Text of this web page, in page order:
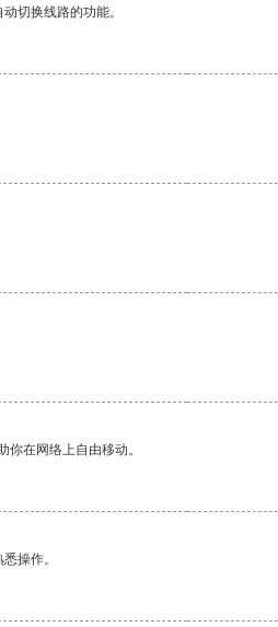
切换线路的功能。
在网络上自由移动。
操作。